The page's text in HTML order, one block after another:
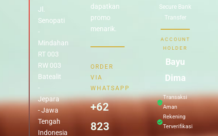
Jl.
Senopati
-
Mindahan
RT 003
RW 003
Batealit
-
Jepara
- Jawa
Tengah
Indonesia
dapatkan
promo
menarik.
ORDER
VIA
WHATSAPP
+62
823
Secure Bank
Transfer
ACCOUNT
HOLDER
Bayu
Dima
Transaksi
Aman
Rekening
Terverifikasi